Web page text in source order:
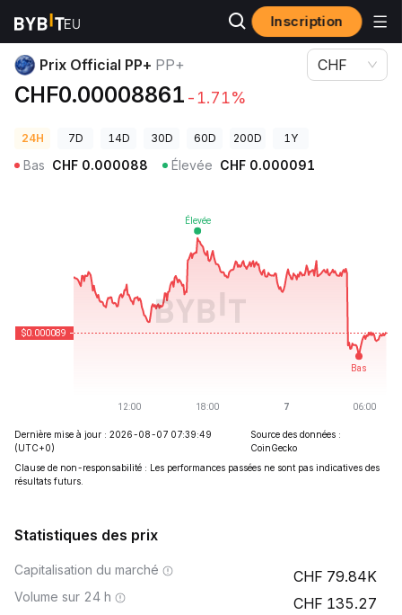
Inscription
Prix des cryptos
Prix Official PP+ PP+
CHF0.00008861 -1.71%
CHF
24H 7D 14D 30D 60D 200D 1Y
Bas CHF 0.000088 Élevée CHF 0.000091
Dernière mise à jour : 2026-08-07 07:39:49
(UTC+0)
Source des données :
CoinGecko
Clause de non-responsabilité : Les performances passées ne sont pas indicatives des
résultats futurs.
Statistiques des prix
Capitalisation du marché 79.84K
Volume sur 24 h 135.27